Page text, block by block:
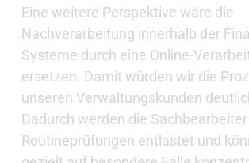
Eine weitere Perspektive wäre die
Nachverarbeitung innerhalb der
Systeme durch eine Online-
ersetzen. Damit würden wir die
unseren Verwaltungskunden
Dadurch werden die
Routineprüfungen entlastet und